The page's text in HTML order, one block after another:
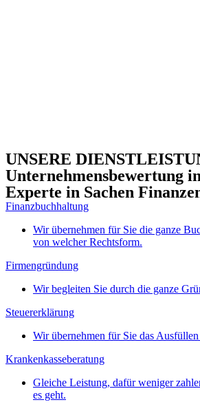
UNSERE
Unternehmensbewertung
Experte in Sachen
Finanzbuchhaltung
Wir übernehmen für Sie die ganze
von welcher Rechtsform.
Firmengründung
Wir begleiten Sie durch die ganze
Steuererklärung
Wir übernehmen für Sie das
Krankenkasseberatung
Gleiche Leistung, dafür weniger
es geht.